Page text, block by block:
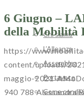
Chi siamo
L’Alleanza
Assemblea
Portavoce
Come
6 Giugno –
della Mobilità
https://
content/uploads/
maggio-2021-
940 788 Alessandra